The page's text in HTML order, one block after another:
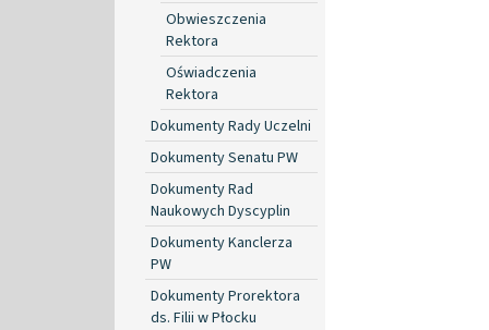
Obwieszczenia
Rektora
Oświadczenia
Rektora
Dokumenty Rady Uczelni
Dokumenty Senatu PW
Dokumenty Rad
Naukowych Dyscyplin
Dokumenty Kanclerza
PW
Dokumenty Prorektora
ds. Filii w Płocku